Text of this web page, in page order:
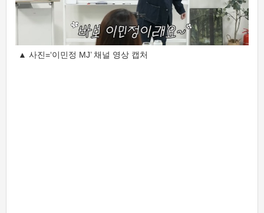
▲ 사진=‘이민정 MJ’ 채널 영상 캡처